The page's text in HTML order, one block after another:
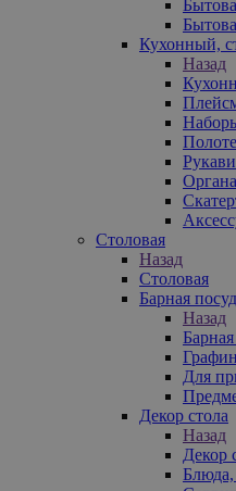
Кухонный,
Назад
Столовая
Назад
Столовая
Барная
Назад
Для
Декор стола
Назад
Декор
Блюда,